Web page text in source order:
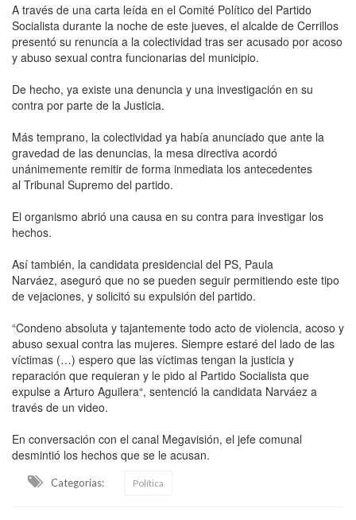
A través de una carta leída en el Comité Político del Partido
Socialista durante la noche de este jueves, el alcalde de Cerrillos
presentó su renuncia a la colectividad tras ser acusado por acoso
y abuso sexual contra funcionarias del municipio.
De hecho, ya existe una denuncia y una investigación en su
contra por parte de la Justicia.
Más temprano, la colectividad ya había anunciado que ante la
gravedad de las denuncias, la mesa directiva acordó
unánimemente remitir de forma inmediata los antecedentes
al Tribunal Supremo del partido.
El organismo abrió una causa en su contra para investigar los
hechos.
Así también, la candidata presidencial del PS, Paula
Narváez, aseguró que no se pueden seguir permitiendo este tipo
de vejaciones, y solicitó su expulsión del partido.
“Condeno absoluta y tajantemente todo acto de violencia, acoso y
abuso sexual contra las mujeres. Siempre estaré del lado de las
víctimas (…) espero que las víctimas tengan la justicia y
reparación que requieran y le pido al Partido Socialista que
expulse a Arturo Aguilera“, sentenció la candidata Narváez a
través de un video.
En conversación con el canal Megavisión, el jefe comunal
desmintió los hechos que se le acusan.
Categorias: Política